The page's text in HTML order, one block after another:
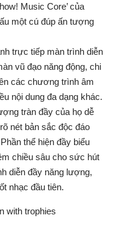
Music Core’ của
một cú đúp ấn tượng
trực tiếp màn trình diễn
vũ đạo năng động, chi
các chương trình âm
nội dung đa dạng khác.
tràn đầy của họ dễ
nét bản sắc độc đáo
thể hiện đầy biểu
chiều sâu cho sức hút
diễn đầy năng lượng,
nhạc đầu tiên.